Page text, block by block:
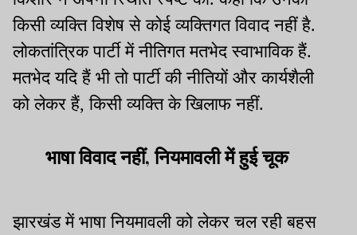
किसी व्यक्ति विशेष से कोई व्यक्तिगत विवाद नहीं है.
लोकतांत्रिक पार्टी में नीतिगत मतभेद स्वाभाविक हैं.
मतभेद यदि हैं भी तो पार्टी की नीतियों और कार्यशैली
को लेकर हैं, किसी व्यक्ति के खिलाफ नहीं.
भाषा विवाद नहीं, नियमावली में हुई चूक
झारखंड में भाषा नियमावली को लेकर चल रही बहस